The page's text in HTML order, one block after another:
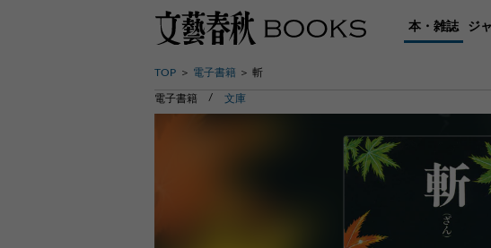
本・雑誌 ジ
TOP 電子書籍 斬
電子書籍 文庫